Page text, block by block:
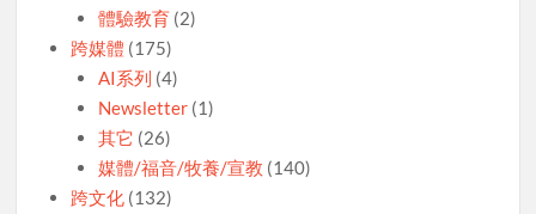
體驗教育(2)
跨媒體 (175)
AI系列 (4)
Newsletter(1)
其它 (26)
媒體/福音/牧養/宣教 (140)
跨文化 (132)